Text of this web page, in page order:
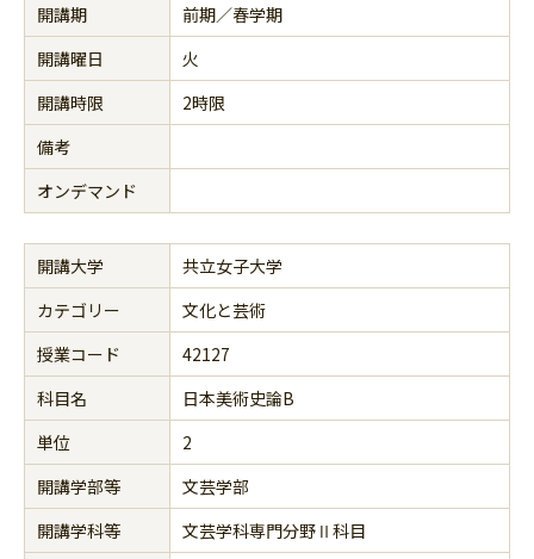
開講期
前期／春学期
開講曜日
火
開講時限
2時限
備考
オンデマンド
開講大学
共立女子大学
カテゴリー
文化と芸術
授業コード
42127
科目名
日本美術史論B
単位
2
開講学部等
文芸学部
開講学科等
文芸学科専門分野Ⅱ科目